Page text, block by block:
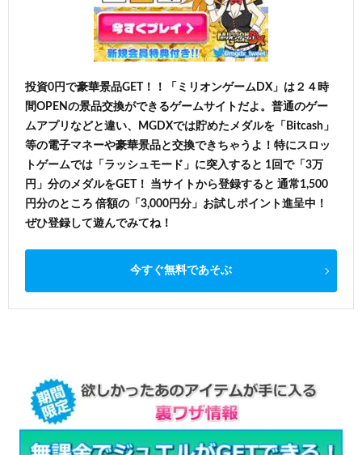
投資0円で豪華景品GET！！「ミリオンゲームDX」は２４時
間OPENの景品交換ができるゲームサイトだよ。普通のゲー
ムアプリなどと違い、MGDXでは貯めたメダルを「Bitcash」
等の電子マネーや豪華景品と交換できちゃうよ！特にスロッ
トゲームでは「ラッシュモード」に突入すると 1回で「3万
円」分のメダルをGET！ 当サイトから登録すると 通常1,500
円分のところ 倍額の「3,000円分」お試しポイント進呈中！
ぜひ登録して遊んでみてね！
今すぐ無料であそぶ